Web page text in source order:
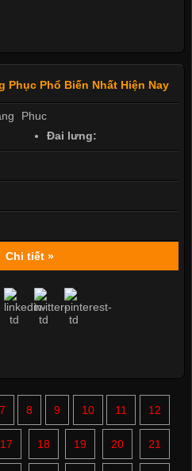
Phục Phổ Biến Nhất Hiện Nay
Đai lưng:
Chi tiết »
7 8 9 10 11 12
17 18 19 20 21